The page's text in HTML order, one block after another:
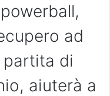
ad
partita di
aiuterà a